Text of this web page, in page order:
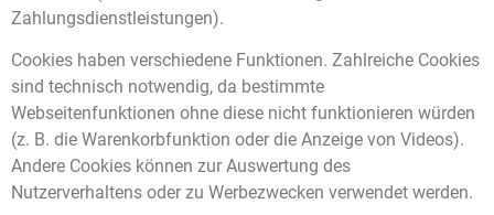
Zahlungsdienstleistungen).
Cookies haben verschiedene Funktionen. Zahlreiche Cookies
sind technisch notwendig, da bestimmte
Webseitenfunktionen ohne diese nicht funktionieren würden
(z. B. die Warenkorbfunktion oder die Anzeige von Videos).
Andere Cookies können zur Auswertung des
Nutzerverhaltens oder zu Werbezwecken verwendet werden.